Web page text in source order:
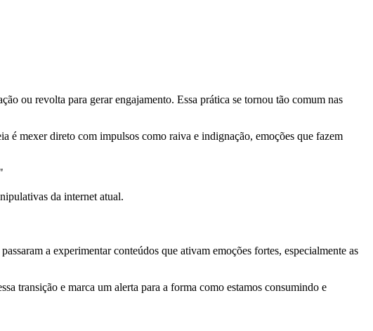
ou revolta para gerar engajamento. Essa prática se tornou tão comum nas
é mexer direto com impulsos como raiva e indignação, emoções que fazem
da internet atual.
a experimentar conteúdos que ativam emoções fortes, especialmente as
transição e marca um alerta para a forma como estamos consumindo e